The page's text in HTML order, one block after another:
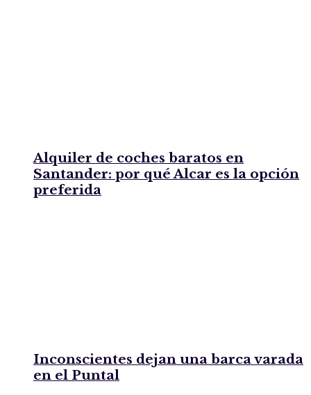
Alquiler de coches baratos en
Santander: por qué Alcar es la opción
preferida
Inconscientes dejan una barca varada
en el Puntal